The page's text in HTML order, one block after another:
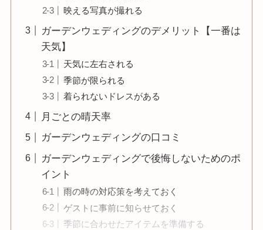
映える写真が撮れる
ガーデンウェディングのデメリット【一番は
天気】
天気に左右される
季節が限られる
着られないドレスがある
月ごとの晴天率
ガーデンウェディングの口コミ
ガーデンウェディングで後悔しないためのポ
イント
雨の時の対応策を考えておく
ゲストに事前に知らせておく
季節に合わせたアイテムを準備する